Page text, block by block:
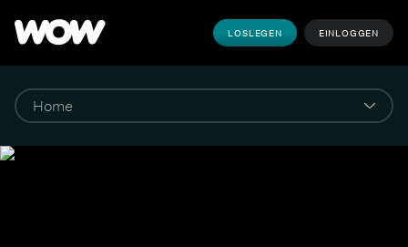
LOSLEGEN EINLOGGEN